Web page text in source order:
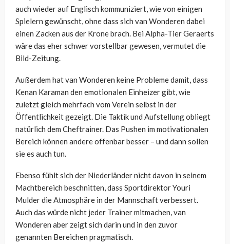
auch wieder auf Englisch kommuniziert, wie von einigen
Spielern gewünscht, ohne dass sich van Wonderen dabei
einen Zacken aus der Krone brach. Bei Alpha-Tier Geraerts
wäre das eher schwer vorstellbar gewesen, vermutet die
Bild-Zeitung.
Außerdem hat van Wonderen keine Probleme damit, dass
Kenan Karaman den emotionalen Einheizer gibt, wie
zuletzt gleich mehrfach vom Verein selbst in der
Öffentlichkeit gezeigt. Die Taktik und Aufstellung obliegt
natürlich dem Cheftrainer. Das Pushen im motivationalen
Bereich können andere offenbar besser – und dann sollen
sie es auch tun.
Ebenso fühlt sich der Niederländer nicht davon in seinem
Machtbereich beschnitten, dass Sportdirektor Youri
Mulder die Atmosphäre in der Mannschaft verbessert.
Auch das würde nicht jeder Trainer mitmachen, van
Wonderen aber zeigt sich darin und in den zuvor
genannten Bereichen pragmatisch.